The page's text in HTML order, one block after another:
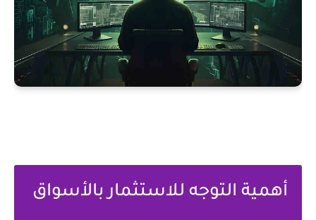
أهمية التوجه للاستثمار بالأسواق